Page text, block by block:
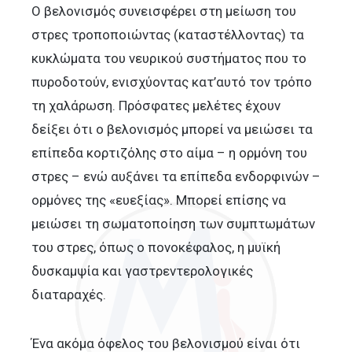
Ο βελονισμός συνεισφέρει στη μείωση του
στρες τροποποιώντας (καταστέλλοντας) τα
κυκλώματα του νευρικού συστήματος που το
πυροδοτούν, ενισχύοντας κατ’αυτό τον τρόπο
τη χαλάρωση. Πρόσφατες μελέτες έχουν
δείξει ότι ο βελονισμός μπορεί να μειώσει τα
επίπεδα κορτιζόλης στο αίμα – η ορμόνη του
στρες – ενώ αυξάνει τα επίπεδα ενδορφινών –
ορμόνες της «ευεξίας». Μπορεί επίσης να
μειώσει τη σωματοποίηση των συμπτωμάτων
του στρες, όπως ο πονοκέφαλος, η μυϊκή
δυσκαμψία και γαστρεντερολογικές
διαταραχές.
Ένα ακόμα όφελος του βελονισμού είναι ότι